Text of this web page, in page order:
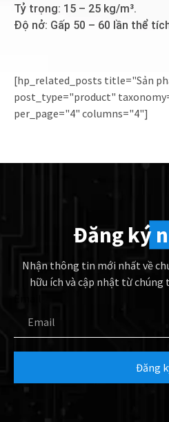
Tỷ trọng: 15 – 25 kg/m³.
Độ nở: Gấp 50 – 60 lần thể
[hp_related_posts title="Sản
post_type="product"
per_page="4" columns="4"]
Đăng ký
Nhận thông tin mới nhất về
hữu ích và cập nhật từ
Đăng